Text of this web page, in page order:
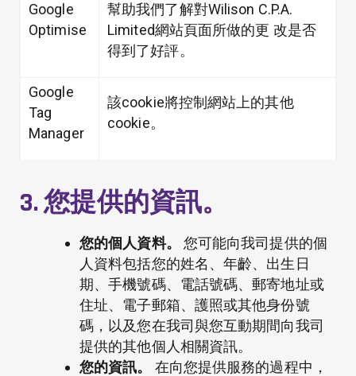
Google
Optimise
幫助我們了解對Wilison C.P.A.
Limited網站頁面所做的更 改是否
得到了好評。
Google
Tag
Manager
該cookie將控制網站上的其他
cookie。
3. 您提供的資訊。
您的個人資料。
您可能向我司提供的個
人資料包括您的姓名、年齡、出生日
期、手機號碼、電話號碼、郵寄地址或
住址、電子郵箱、護照或其他身份號
碼，以及您在我司與您互動期間向我司
提供的其他個人相關資訊。
您的資訊。
在向您提供服務的過程中，